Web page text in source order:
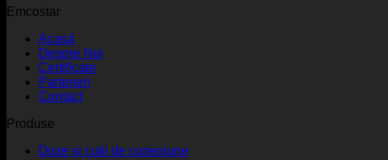
Emcostar
Acasă
Despre Noi
Certificate
Parteneri
Contact
Produse
Doze și cutii de conexiune